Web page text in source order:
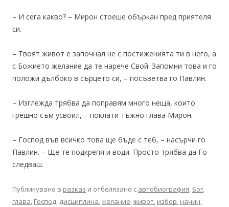
– И сега какво? – Мирон стоеше объркан пред приятеля
си.
– Твоят живот е започнал не с постиженията ти в него, а
с Божието желание да те нарече Свой. Запомни това и го
положи дълбоко в сърцето си, – посъветва го Павлин.
– Изглежда трябва да поправям много неща, които
грешно съм усвоил, – поклати тъжно глава Мирон.
– Господ във всичко това ще бъде с теб, – насърчи го
Павлин. – Ще те подкрепя и води. Просто трябва да Го
следваш.
Публикувано в разказ и отбелязано с автобиография, Бог,
глава, Господ, дисциплина,желание,живот, избор, начин,